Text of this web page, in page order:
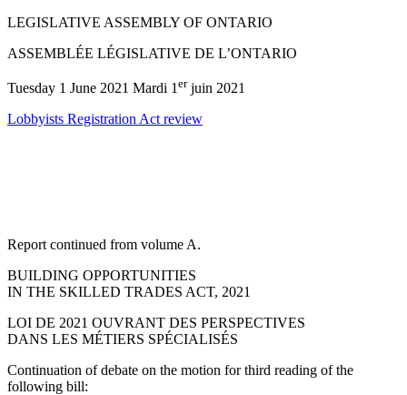
LEGISLATIVE ASSEMBLY OF ONTARIO
ASSEMBLÉE LÉGISLATIVE DE L’ONTARIO
Tuesday 1 June 2021 Mardi 1 erjuin 2021
Lobbyists Registration Act review
Report continued from volume A.
BUILDING OPPORTUNITIES
IN THE SKILLED TRADES ACT, 2021
LOI DE 2021 OUVRANT DES PERSPECTIVES
DANS LES MÉTIERS SPÉCIALISÉS
Continuation of debate on the motion for third reading of the
following bill: